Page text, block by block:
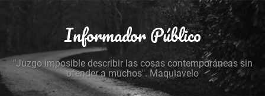
Informador Público
"Juzgo imposible describir las cosas contemporáneas sin
ofender a muchos". Maquiavelo